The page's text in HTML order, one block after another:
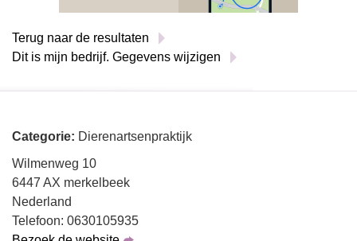
Terug naar de resultaten
Dit is mijn bedrijf. Gegevens wijzigen
Categorie: Dierenartsenpraktijk
Wilmenweg 10
6447 AX merkelbeek
Nederland
Telefoon: 0630105935